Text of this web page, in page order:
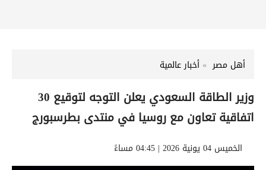
أهل مصر أخبار عالمية
وزير الطاقة السعودي يعلن التوجه لتوقيع 30
اتفاقية تعاون مع روسيا في منتدى بطرسبورج
الخميس 04 يونية 2026 | 04:45 مساءً